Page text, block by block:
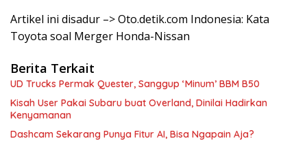
Artikel ini disadur –> Oto.detik.com Indonesia: Kata
Toyota soal Merger Honda-Nissan
Berita Terkait
UD Trucks Permak Quester, Sanggup ‘Minum’ BBM B50
Kisah User Pakai Subaru buat Overland, Dinilai Hadirkan
Kenyamanan
Dashcam Sekarang Punya Fitur AI, Bisa Ngapain Aja?